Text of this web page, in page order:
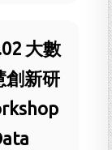
大數
創新研